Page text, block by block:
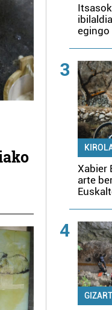
egingo
3
Xabier
arte
4